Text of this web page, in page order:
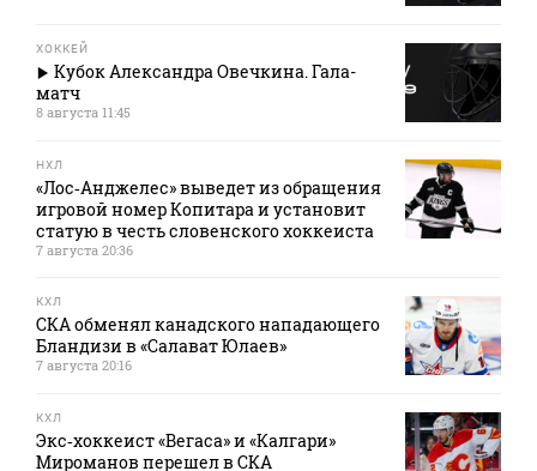
ХОККЕЙ
Кубок Александра Овечкина. Гала-
матч
8 августа 11:45
НХЛ
«Лос‑Анджелес» выведет из обращения
игровой номер Копитара и установит
статую в честь словенского хоккеиста
7 августа 20:36
КХЛ
СКА обменял канадского нападающего
Бландизи в «Салават Юлаев»
7 августа 20:16
КХЛ
Экс‑хоккеист «Вегаса» и «Калгари»
Мироманов перешел в СКА